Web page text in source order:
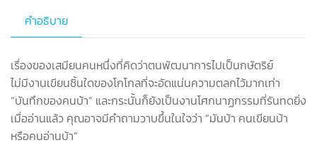
คำอธิบาย
เรื่องของเสมียนคนหนึ่งที่คิดว่าตนพัฒนาการไปเป็นกษัตริย์
ไม่มีงานเขียนชิ้นใดของโกโกลที่จะอัดแน่นความตลกไว้มากเท่า
“บันทึกของคนบ้า” และกระนั้นก็ยังเป็นงานโศกนาฏกรรมที่รันทดยิ่ง
เมื่ออ่านแล้ว คุณอาจมีคำถามวาบขึ้นในใจว่า “มันบ้า คนเขียนบ้า
หรือคนอ่านบ้า”